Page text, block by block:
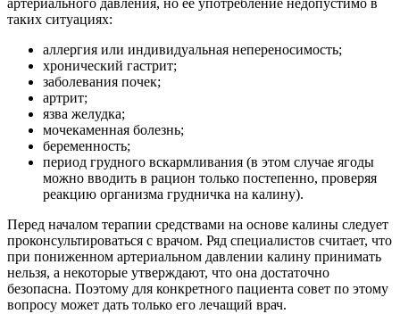
артериального давления, но ее употребление недопустимо в
таких ситуациях:
аллергия или индивидуальная непереносимость;
хронический гастрит;
заболевания почек;
артрит;
язва желудка;
мочекаменная болезнь;
беременность;
период грудного вскармливания (в этом случае ягоды
можно вводить в рацион только постепенно, проверяя
реакцию организма грудничка на калину).
Перед началом терапии средствами на основе калины следует
проконсультироваться с врачом. Ряд специалистов считает, что
при пониженном артериальном давлении калину принимать
нельзя, а некоторые утверждают, что она достаточно
безопасна. Поэтому для конкретного пациента совет по этому
вопросу может дать только его лечащий врач.